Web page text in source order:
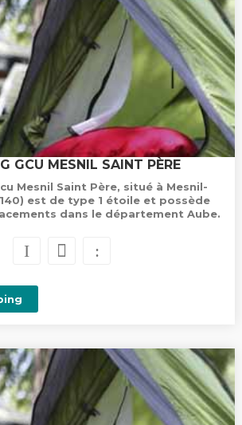
GCU MESNIL SAINT PÈRE
Mesnil Saint Père, situé à Mesnil-
est de type 1 étoile et possède
dans le département Aube.